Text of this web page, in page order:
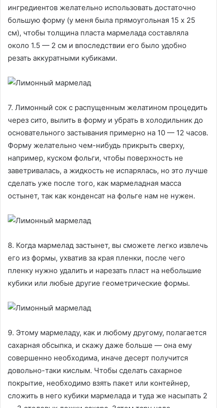
ингредиентов желательно использовать достаточно
большую форму (у меня была прямоугольная 15 х 25
см), чтобы толщина пласта мармелада составляла
около 1.5 — 2 см и впоследствии его было удобно
резать аккуратными кубиками.
7. Лимонный сок с распущенным желатином процедить
через сито, вылить в форму и убрать в холодильник до
основательного застывания примерно на 10 — 12 часов.
Форму желательно чем-нибудь прикрыть сверху,
например, куском фольги, чтобы поверхность не
заветривалась, а жидкость не испарялась, но это лучше
сделать уже после того, как мармеладная масса
остынет, так как конденсат на фольге нам не нужен.
8. Когда мармелад застынет, вы сможете легко извлечь
его из формы, ухватив за края пленки, после чего
пленку нужно удалить и нарезать пласт на небольшие
кубики или любые другие геометрические формы.
9. Этому мармеладу, как и любому другому, полагается
сахарная обсыпка, и скажу даже больше — она ему
совершенно необходима, иначе десерт получится
довольно-таки кислым. Чтобы сделать сахарное
покрытие, необходимо взять пакет или контейнер,
сложить в него кубики мармелада и туда же насыпать 2